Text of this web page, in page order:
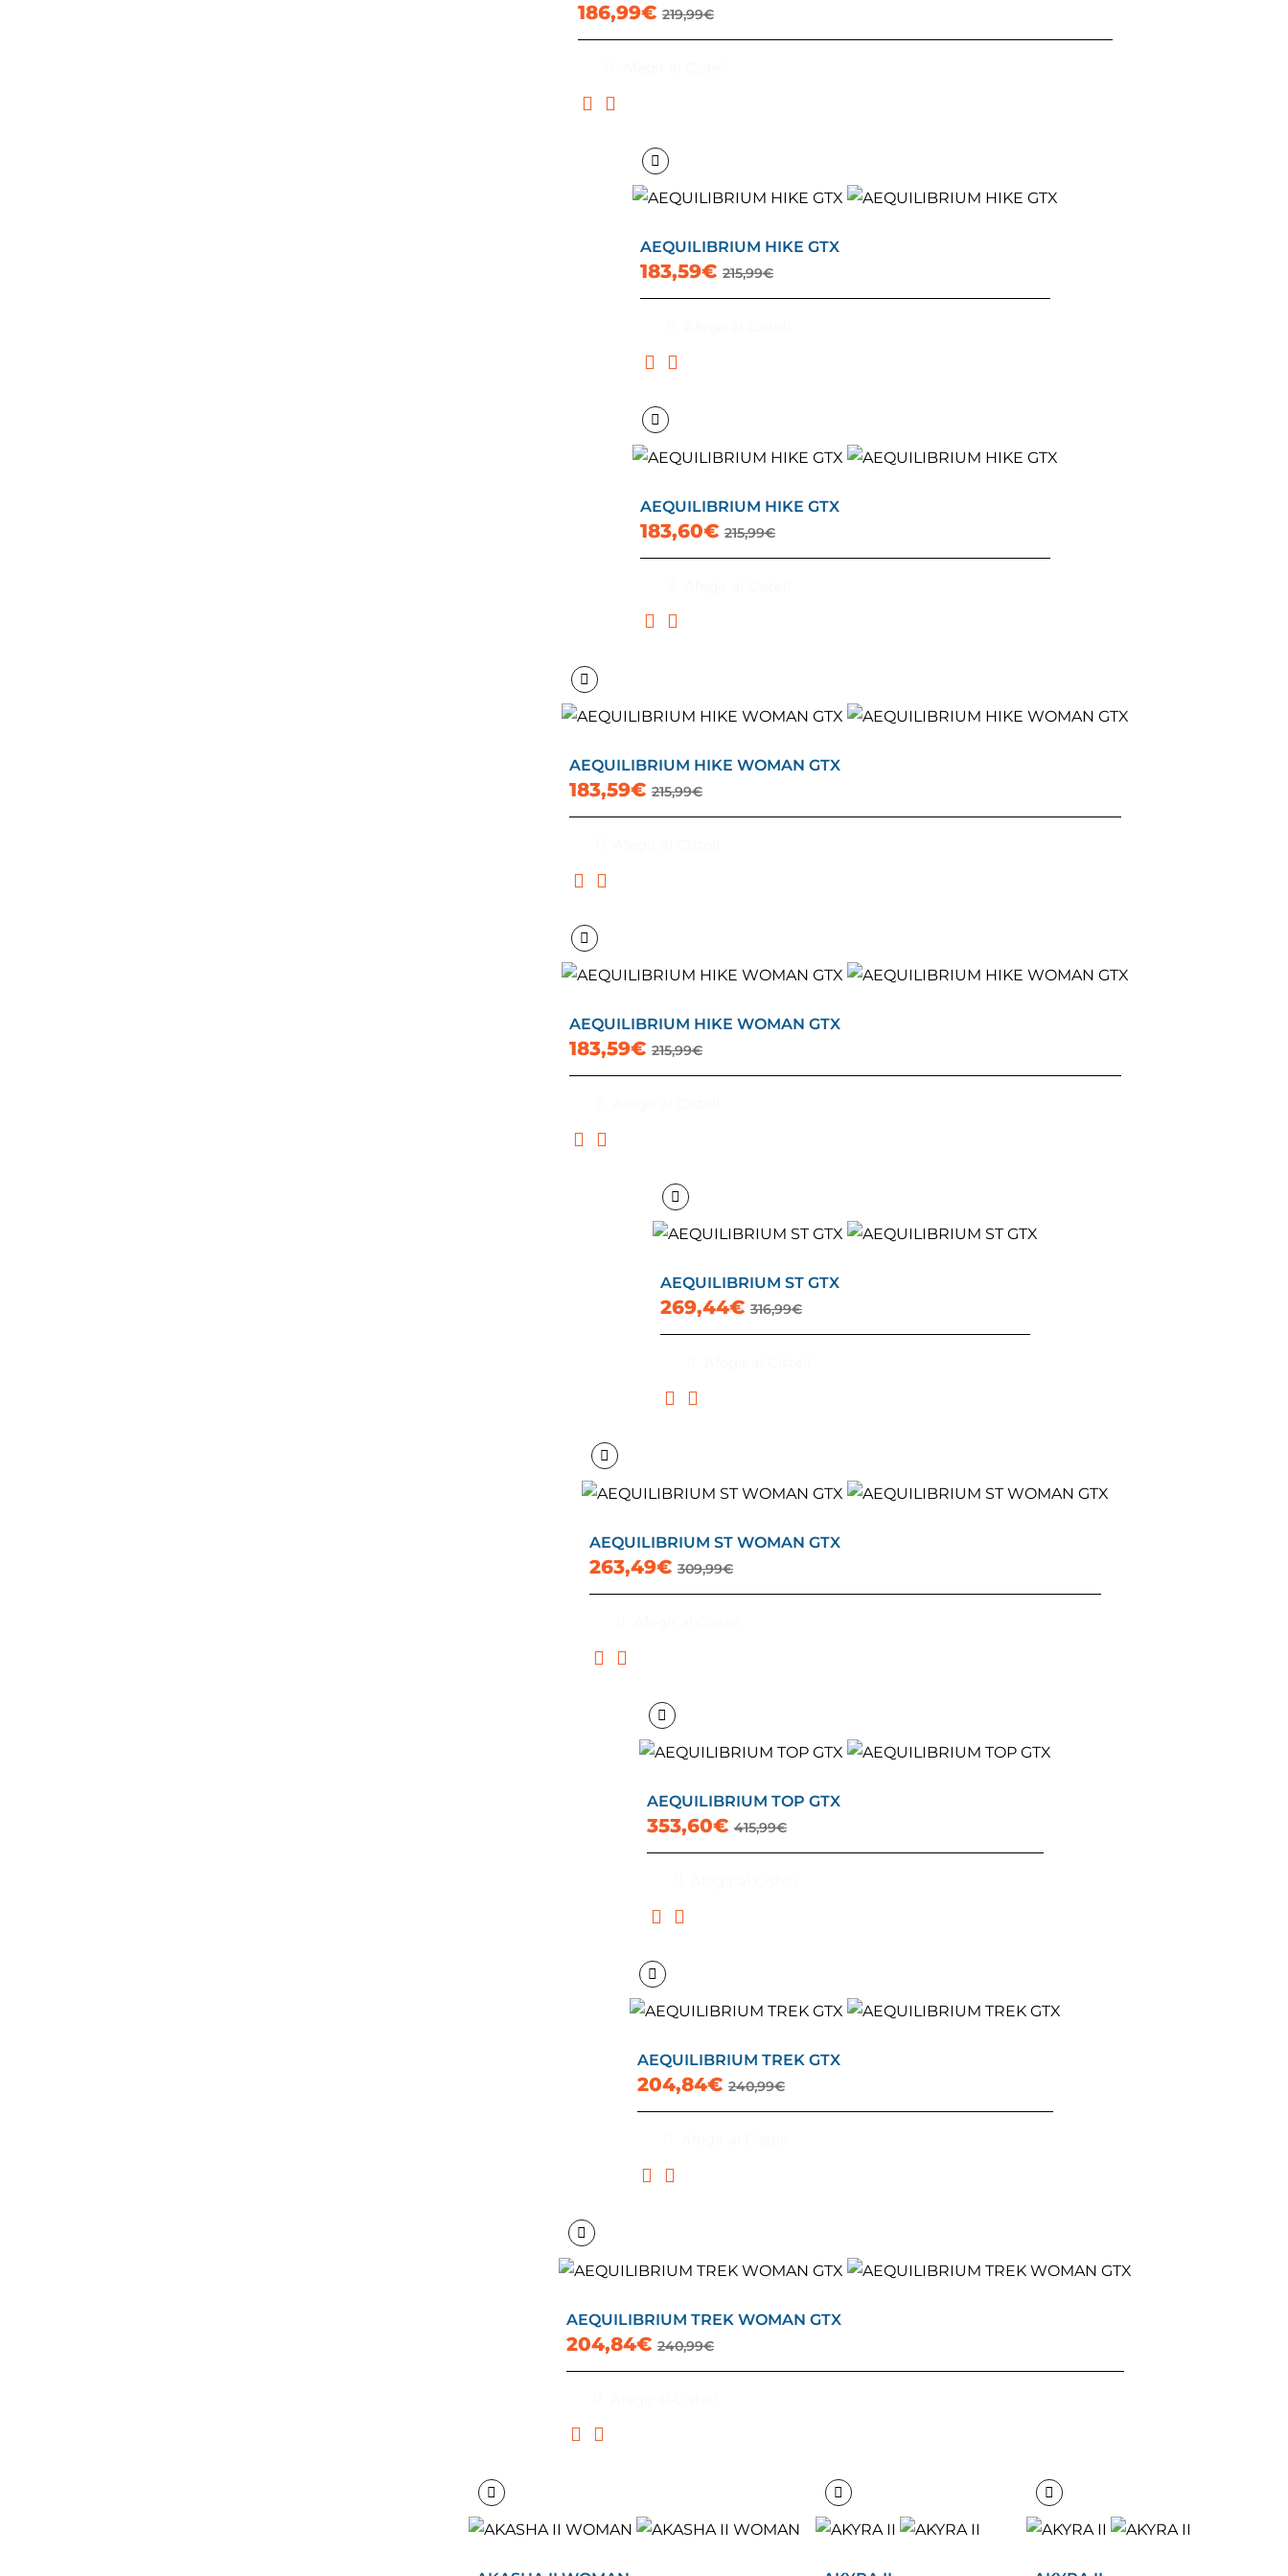
186,99€ 219,99€
AEQUILIBRIUM HIKE GTX
183,59€ 215,99€
AEQUILIBRIUM HIKE GTX
183,60€ 215,99€
AEQUILIBRIUM HIKE WOMAN GTX
183,59€ 215,99€
AEQUILIBRIUM HIKE WOMAN GTX
183,59€ 215,99€
AEQUILIBRIUM ST GTX
269,44€ 316,99€
AEQUILIBRIUM ST WOMAN GTX
263,49€ 309,99€
AEQUILIBRIUM TOP GTX
353,60€ 415,99€
AEQUILIBRIUM TREK GTX
204,84€ 240,99€
AEQUILIBRIUM TREK WOMAN GTX
204,84€ 240,99€